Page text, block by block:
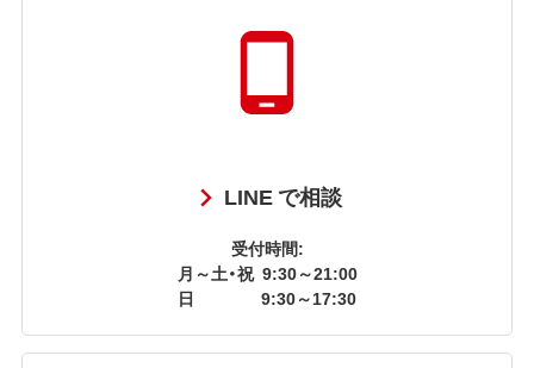
LINE で相談
受付時間:
月～土・祝 9:30～21:00
日
9:30～17:30